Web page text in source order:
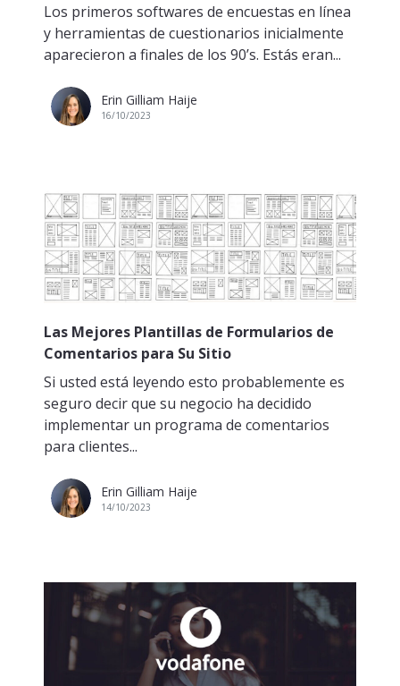
Los primeros softwares de encuestas en línea
y herramientas de cuestionarios inicialmente
aparecieron a finales de los 90’s. Estás eran...
Erin Gilliam Haije
16/10/2023
Las Mejores Plantillas de Formularios de
Comentarios para Su Sitio
Si usted está leyendo esto probablemente es
seguro decir que su negocio ha decidido
implementar un programa de comentarios
para clientes...
Erin Gilliam Haije
14/10/2023